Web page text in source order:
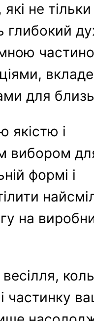
не тільки
для
якістю і
вибором
формі і
на
частинку